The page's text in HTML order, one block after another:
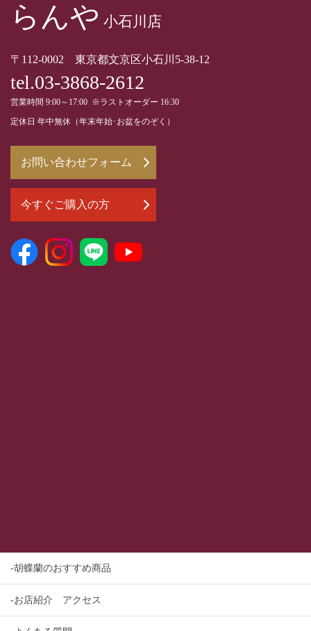
らんや 小石川店
〒112-0002 東京都文京区小石川5-38-12
tel.03-3868-2612
営業時間 9:00～17:00 ※ラストオーダー 16:30
定休日 年中無休（年末年始･お盆をのぞく）
お問い合わせフォーム
今すぐご購入の方
-胡蝶蘭のおすすめ商品
-お店紹介 アクセス